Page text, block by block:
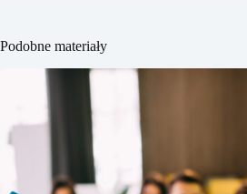
Podobne materiały